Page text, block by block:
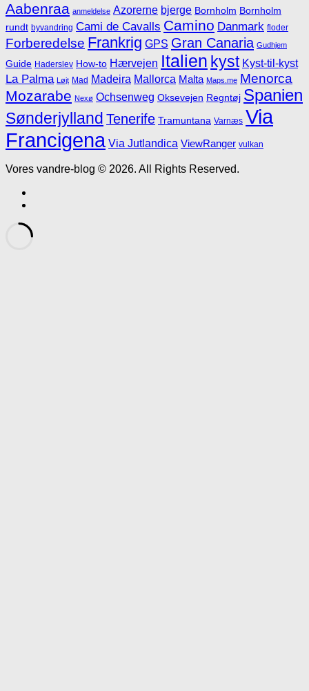
Aabenraa anmeldelse Azorerne bjerge Bornholm Bornholm
rundt byvandring Cami de Cavalls Camino Danmark floder
Forberedelse Frankrig GPS Gran Canaria Gudhjem
Guide Haderslev How-to Hærvejen Italien kyst Kyst-til-kyst
La Palma Løjt Mad Madeira Mallorca Malta Maps.me Menorca
Mozarabe Nexø Ochsenweg Oksevejen Regntøj Spanien
Sønderjylland Tenerife Tramuntana Varnæs Via
Francigena Via Jutlandica ViewRanger vulkan
Vores vandre-blog © 2026. All Rights Reserved.